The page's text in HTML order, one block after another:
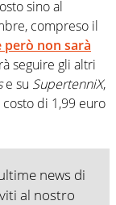
sino al
compreso il
non sarà
seguire gli altri
e su SupertenniX,
di 1,99 euro
news di
al nostro